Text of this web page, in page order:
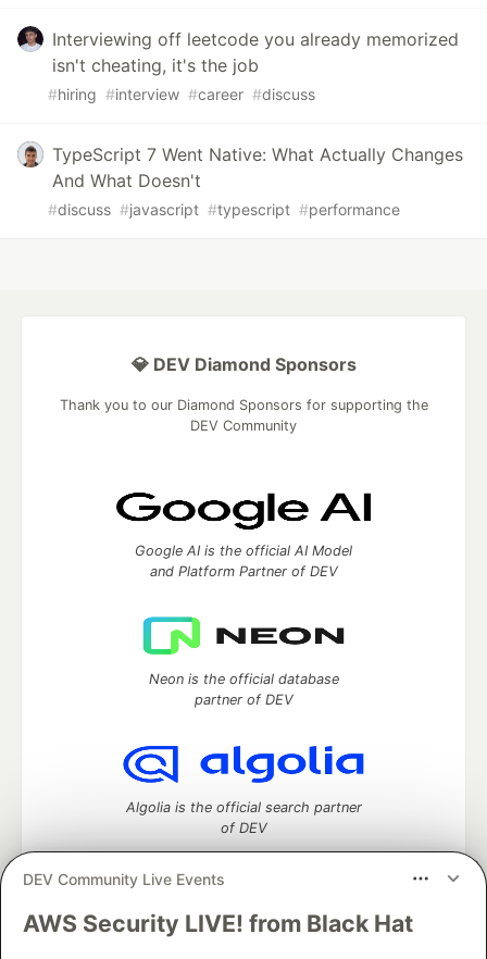
Interviewing off leetcode you already memorized
isn't cheating, it's the job
#hiring #interview #career #discuss
TypeScript 7 Went Native: What Actually Changes
And What Doesn't
#discuss #javascript #typescript #performance
DEV Community Live Events
AWS Security LIVE! from Black Hat
💎 DEV Diamond Sponsors
Thank you to our Diamond Sponsors for supporting the
DEV Community
Google AI is the official AI Model
and Platform Partner of DEV
Neon is the official database
partner of DEV
Algolia is the official search partner
of DEV
DEV Community— A space to discuss and keep up software